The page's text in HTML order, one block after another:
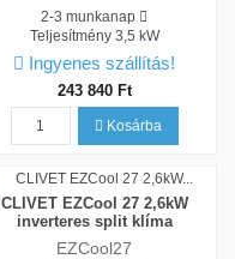
2-3 munkanap
Teljesítmény 3,5 kW
Ingyenes szállítás!
243 840 Ft
Kosárba
CLIVET EZCool 27 2,6kW
inverteres split klíma
EZCool27